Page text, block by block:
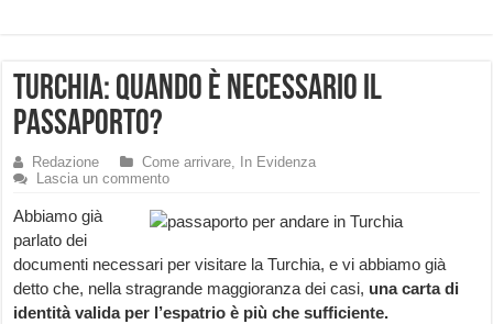
Turchia: quando è necessario il
passaporto?
Redazione Come arrivare,
In Evidenza
Lascia un commento
Abbiamo già
parlato dei
documenti necessari per visitare la Turchia, e vi abbiamo già
detto che, nella stragrande maggioranza dei casi, una carta di
identità valida per l’espatrio è più che sufficiente.